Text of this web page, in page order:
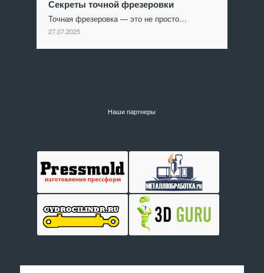
Секреты точной фрезеровки
Точная фрезеровка — это не просто…
27.07.2025
Наши партнеры